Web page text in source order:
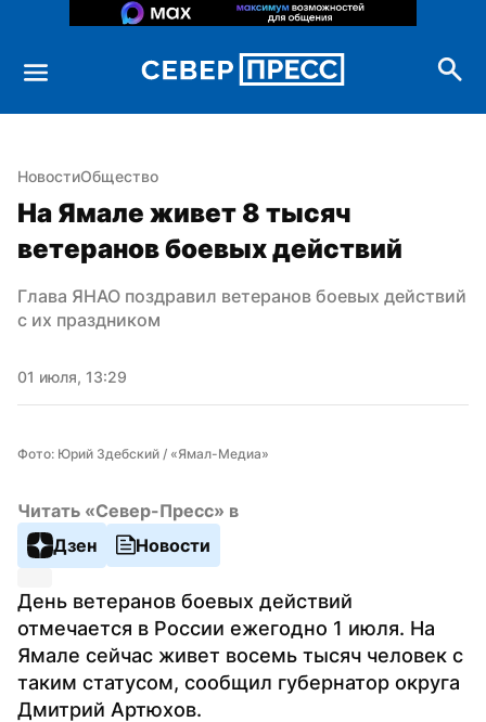
НовостиОбщество
На Ямале живет 8 тысяч
ветеранов боевых действий
Глава ЯНАО поздравил ветеранов боевых действий
с их праздником
01 июля, 13:29
Фото: Юрий Здебский / «Ямал-Медиа»
Читать «Север-Пресс» в
Дзен
Новости
День ветеранов боевых действий
отмечается в России ежегодно 1 июля. На
Ямале сейчас живет восемь тысяч человек с
таким статусом, сообщил губернатор округа
Дмитрий Артюхов.